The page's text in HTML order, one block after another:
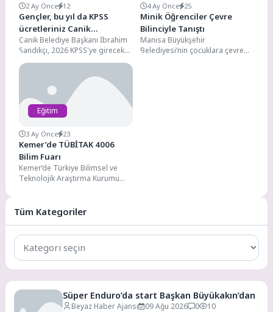
2 Ay Önce 12
Gençler, bu yıl da KPSS
ücretleriniz Canik
Belediyesi’nden!
Canik Belediye Başkanı İbrahim
Sandıkçı, 2026 KPSS'ye girecek
olan adayların sınav başvuru
ücretlerini karşılayacaklarını
4 Ay Önce 25
Minik Öğrenciler Çevre
Bilinciyle Tanıştı
Manisa Büyükşehir
Belediyesi’nin çocuklara çevre
Eğitim
3 Ay Önce 23
Kemer’de TÜBİTAK 4006
Bilim Fuarı
Kemer’de Türkiye Bilimsel ve
Teknolojik Araştırma Kurumu
Mesleki ve...
Tüm Kategoriler
Tüm
Kategoriler
Süper Enduro’da start Başkan Büyükakın’dan
Beyaz Haber Ajansı 09 Ağu 2026 0 10